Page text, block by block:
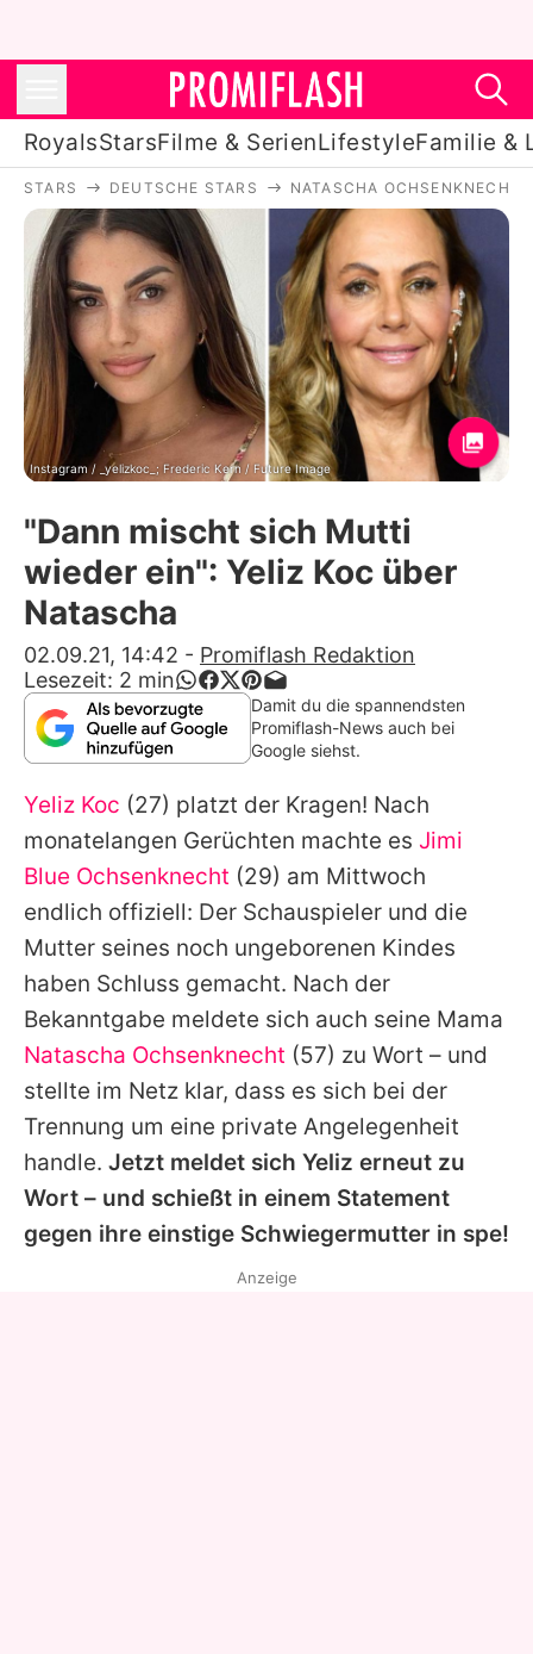
RoyalsStarsFilme & SerienLifestyleFamilie &
Royals
Stars
Filme & Serien
Lifestyle
Familie & Liebe
Promiflash Exklusiv
Alle Themen auf Promiflash
App runterladen
Team
Redaktionelle Richtlinien
Impressum
Datenschutzerklärung
Nutzungsbedingungen
Utiq verwalten
STARS DEUTSCHE STARS NATASCHA OCHSENKNECHT
Instagram / _yelizkoc_; Frederic Kern / Future Image
"Dann mischt sich Mutti
wieder ein": Yeliz Koc über
Natascha
02.09.21, 14:42 - Promiflash Redaktion
Lesezeit: 2 min
Damit du die spannendsten
Promiflash-News auch bei
Google siehst.
Yeliz Koc (27) platzt der Kragen! Nach
monatelangen Gerüchten machte es Jimi
Blue Ochsenknecht (29) am Mittwoch
endlich offiziell: Der Schauspieler und die
Mutter seines noch ungeborenen Kindes
haben Schluss gemacht. Nach der
Bekanntgabe meldete sich auch seine Mama
Natascha Ochsenknecht (57) zu Wort – und
stellte im Netz klar, dass es sich bei der
Trennung um eine private Angelegenheit
handle. Jetzt meldet sich Yeliz erneut zu
Wort – und schießt in einem Statement
gegen ihre einstige Schwiegermutter in spe!
Anzeige